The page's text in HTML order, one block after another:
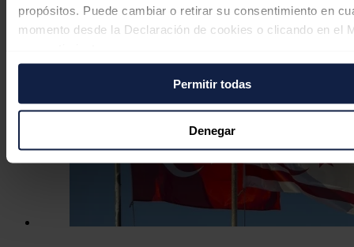
propósitos. Puede cambiar o retirar su consentimiento en
momento desde la Declaración de cookies o clicando en el
Si lo permite, también quisiéramos:
Recopilar información sobre su ubicación geográfica
puede tener una precisión de varios metros
Identificar su dispositivo analizándolo activamente
características específicas (huellas digitales)
Obtenga más información sobre cómo se procesan sus
personales y establezca sus preferencias en la
sección de
Puede cambiar o retirar su consentimiento en cualquier
Permitir todas
Denegar
José A. Roca20/07/2026